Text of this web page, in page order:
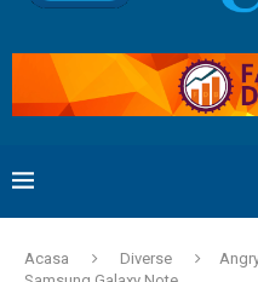
Acasa Diverse